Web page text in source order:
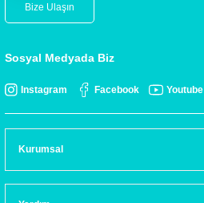
Bize Ulaşın
Sosyal Medyada Biz
Instagram Facebook Youtube
Kurumsal